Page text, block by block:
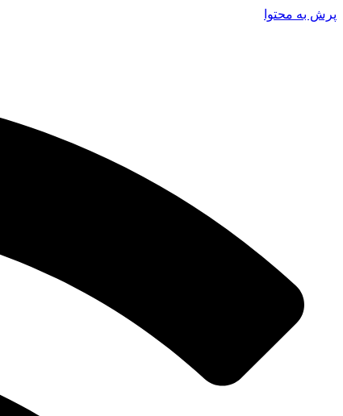
پرش به محتوا